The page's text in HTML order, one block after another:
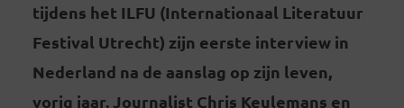
tijdens het ILFU (Internationaal Literatuur
Festival Utrecht) zijn eerste interview in
Nederland na de aanslag op zijn leven,
vorig jaar. Journalist Chris Keulemans en